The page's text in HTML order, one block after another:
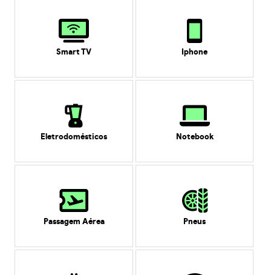
Smart TV Iphone
Eletrodomésticos Notebook
Passagem Aérea Pneus